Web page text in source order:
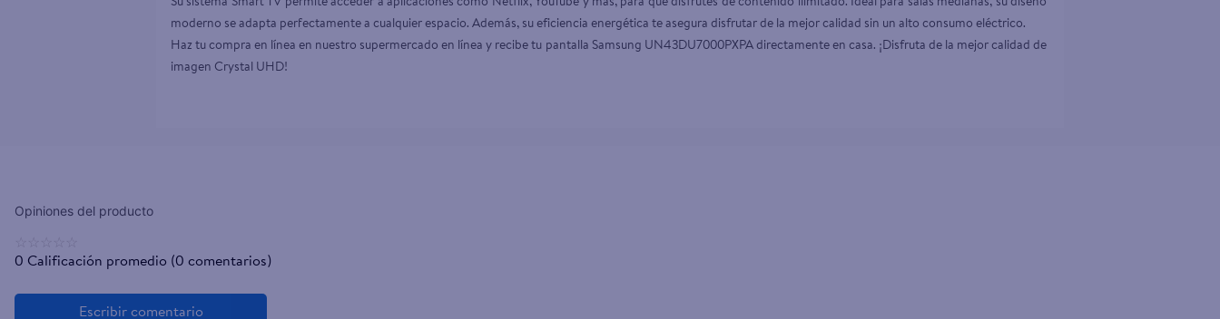
moderno se adapta perfectamente a cualquier espacio. Además, su eficiencia energética te asegura disfrutar de la mejor calidad sin un alto consumo eléctrico.
Haz tu compra en línea en nuestro supermercado en línea y recibe tu pantalla Samsung UN43DU7000PXPA directamente en casa. ¡Disfruta de la mejor calidad de
imagen Crystal UHD!
0 Calificación promedio (0 comentarios)